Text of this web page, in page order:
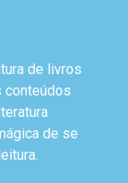
de livros
conteúdos
de se